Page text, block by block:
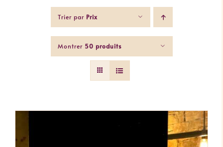
Trier par Prix
Montrer 50 produits